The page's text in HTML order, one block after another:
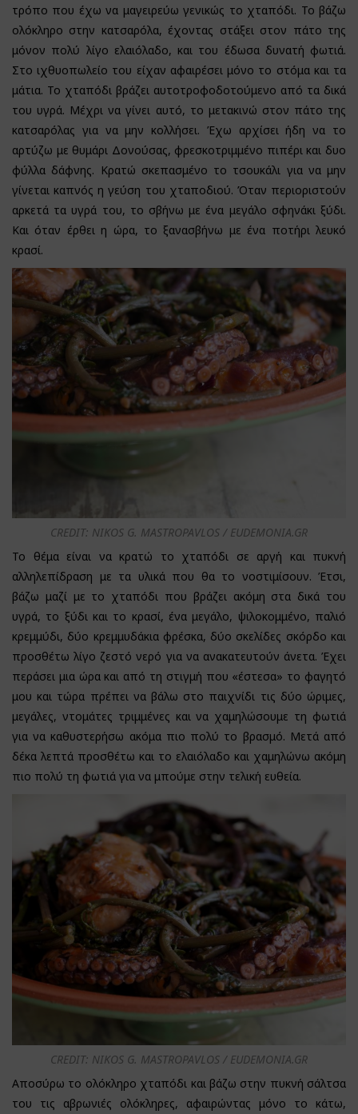
τρόπο που έχω να μαγειρεύω γενικώς το χταπόδι. Το βάζω
ολόκληρο στην κατσαρόλα, έχοντας στάξει στον πάτο της
μόνον πολύ λίγο ελαιόλαδο, και του έδωσα δυνατή φωτιά.
Στο ιχθυοπωλείο του είχαν αφαιρέσει μόνο το στόμα και τα
μάτια. Το χταπόδι βράζει αυτοτροφοδοτούμενο από τα δικά
του υγρά. Μέχρι να γίνει αυτό, το μετακινώ στον πάτο της
κατσαρόλας για να μην κολλήσει. Έχω αρχίσει ήδη να το
αρτύζω με θυμάρι Δονούσας, φρεσκοτριμμένο πιπέρι και δυο
φύλλα δάφνης. Κρατώ σκεπασμένο το τσουκάλι για να μην
γίνεται καπνός η γεύση του χταποδιού. Όταν περιοριστούν
αρκετά τα υγρά του, το σβήνω με ένα μεγάλο σφηνάκι ξύδι.
Και όταν έρθει η ώρα, το ξανασβήνω με ένα ποτήρι λευκό
κρασί.
CREDIT: NIKOS G. MASTROPAVLOS / EUDEMONIA.GR
Το θέμα είναι να κρατώ το χταπόδι σε αργή και πυκνή
αλληλεπίδραση με τα υλικά που θα το νοστιμίσουν. Έτσι,
βάζω μαζί με το χταπόδι που βράζει ακόμη στα δικά του
υγρά, το ξύδι και το κρασί, ένα μεγάλο, ψιλοκομμένο, παλιό
κρεμμύδι, δύο κρεμμυδάκια φρέσκα, δύο σκελίδες σκόρδο και
προσθέτω λίγο ζεστό νερό για να ανακατευτούν άνετα. Έχει
περάσει μια ώρα και από τη στιγμή που «έστεσα» το φαγητό
μου και τώρα πρέπει να βάλω στο παιχνίδι τις δύο ώριμες,
μεγάλες, ντομάτες τριμμένες και να χαμηλώσουμε τη φωτιά
για να καθυστερήσω ακόμα πιο πολύ το βρασμό. Μετά από
δέκα λεπτά προσθέτω και το ελαιόλαδο και χαμηλώνω ακόμη
πιο πολύ τη φωτιά για να μπούμε στην τελική ευθεία.
CREDIT: NIKOS G. MASTROPAVLOS / EUDEMONIA.GR
Αποσύρω το ολόκληρο χταπόδι και βάζω στην πυκνή σάλτσα
του τις αβρωνιές ολόκληρες, αφαιρώντας μόνο το κάτω,